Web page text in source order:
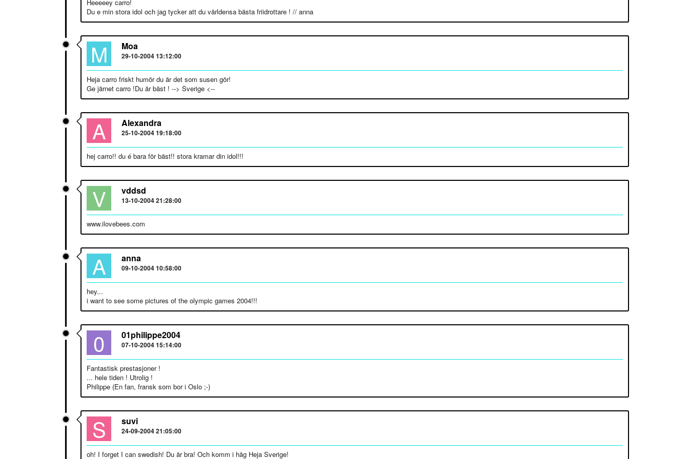
Heeeeey carro!
Du e min stora idol och jag tycker att du världensa bästa friidrottare ! // anna
M Moa
29-10-2004 13:12:00
Heja carro friskt humör du är det som susen gör!
Ge järnet carro !Du är bäst ! --> Sverige <--
A Alexandra
25-10-2004 19:18:00
hej carro!! du é bara för bäst!! stora kramar din idol!!!
V vddsd
13-10-2004 21:28:00
www.ilovebees.com
A anna
09-10-2004 10:58:00
hey...
i want to see some pictures of the olympic games 2004!!!
0 01philippe2004
07-10-2004 15:14:00
Fantastisk prestasjoner !
... hele tiden ! Utrolig !
Philippe (En fan, fransk som bor i Oslo ;-)
S suvi
24-09-2004 21:05:00
oh! I forget I can swedish! Du är bra! Och komm i håg Heja Sverige!